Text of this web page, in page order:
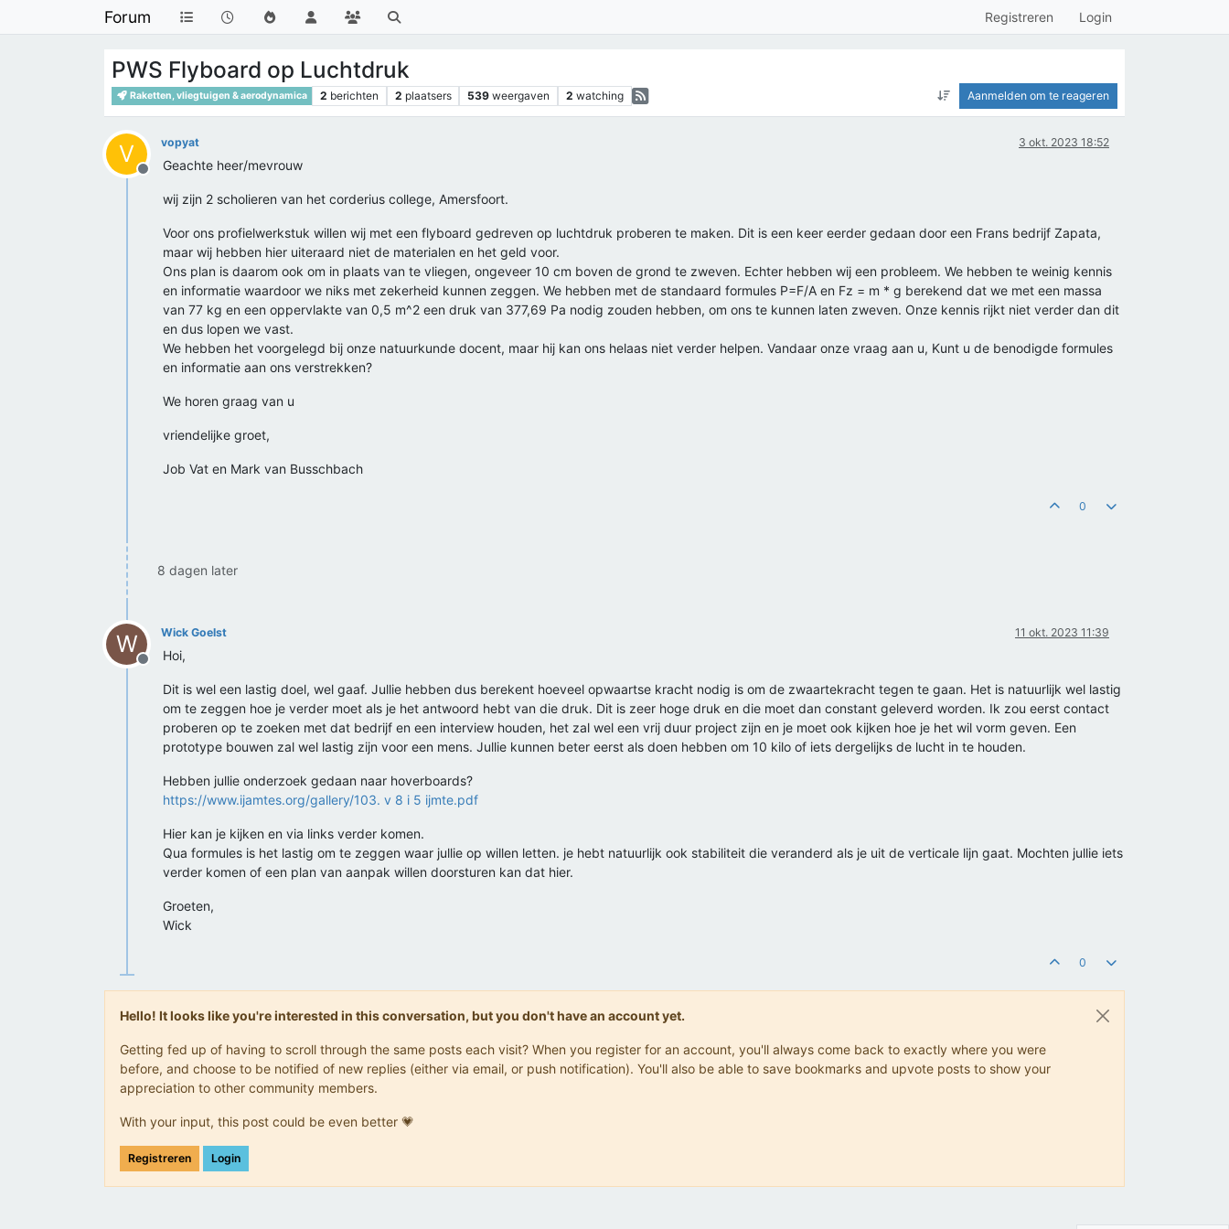
Forum Registreren Login
PWS Flyboard op Luchtdruk
Raketten, vliegtuigen & aerodynamica 2 berichten 2 plaatsers 539 weergaven 2 watching Aanmelden om te reageren
V
Offline
vopyat 3 okt. 2023 18:52
Geachte heer/mevrouw
wij zijn 2 scholieren van het corderius college, Amersfoort.
Voor ons profielwerkstuk willen wij met een flyboard gedreven op luchtdruk proberen te maken. Dit is een keer eerder gedaan door een Frans bedrijf Zapata,
maar wij hebben hier uiteraard niet de materialen en het geld voor.
Ons plan is daarom ook om in plaats van te vliegen, ongeveer 10 cm boven de grond te zweven. Echter hebben wij een probleem. We hebben te weinig kennis
en informatie waardoor we niks met zekerheid kunnen zeggen. We hebben met de standaard formules P=F/A en Fz = m * g berekend dat we met een massa
van 77 kg en een oppervlakte van 0,5 m^2 een druk van 377,69 Pa nodig zouden hebben, om ons te kunnen laten zweven. Onze kennis rijkt niet verder dan dit
en dus lopen we vast.
We hebben het voorgelegd bij onze natuurkunde docent, maar hij kan ons helaas niet verder helpen. Vandaar onze vraag aan u, Kunt u de benodigde formules
en informatie aan ons verstrekken?
We horen graag van u
vriendelijke groet,
Job Vat en Mark van Busschbach
0
8 dagen later
W
Offline
Wick Goelst 11 okt. 2023 11:39
Hoi,
Dit is wel een lastig doel, wel gaaf. Jullie hebben dus berekent hoeveel opwaartse kracht nodig is om de zwaartekracht tegen te gaan. Het is natuurlijk wel lastig
om te zeggen hoe je verder moet als je het antwoord hebt van die druk. Dit is zeer hoge druk en die moet dan constant geleverd worden. Ik zou eerst contact
proberen op te zoeken met dat bedrijf en een interview houden, het zal wel een vrij duur project zijn en je moet ook kijken hoe je het wil vorm geven. Een
prototype bouwen zal wel lastig zijn voor een mens. Jullie kunnen beter eerst als doen hebben om 10 kilo of iets dergelijks de lucht in te houden.
Hebben jullie onderzoek gedaan naar hoverboards?
https://www.ijamtes.org/gallery/103. v 8 i 5 ijmte.pdf
Hier kan je kijken en via links verder komen.
Qua formules is het lastig om te zeggen waar jullie op willen letten. je hebt natuurlijk ook stabiliteit die veranderd als je uit de verticale lijn gaat. Mochten jullie iets
verder komen of een plan van aanpak willen doorsturen kan dat hier.
Groeten,
Wick
0
Hello! It looks like you're interested in this conversation, but you don't have an account yet.
Getting fed up of having to scroll through the same posts each visit? When you register for an account, you'll always come back to exactly where you were
before, and choose to be notified of new replies (either via email, or push notification). You'll also be able to save bookmarks and upvote posts to show your
appreciation to other community members.
With your input, this post could be even better 💗
Registreren Login